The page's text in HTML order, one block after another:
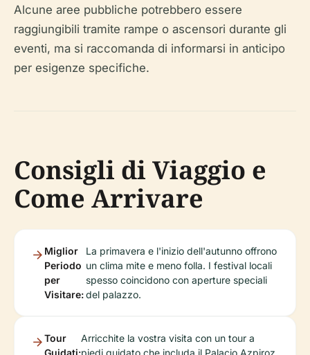
Alcune aree pubbliche potrebbero essere
raggiungibili tramite rampe o ascensori durante gli
eventi, ma si raccomanda di informarsi in anticipo
per esigenze specifiche.
Consigli di Viaggio e
Come Arrivare
Miglior
Periodo
per
Visitare:
La primavera e l'inizio dell'autunno offrono
un clima mite e meno folla. I festival locali
spesso coincidono con aperture speciali
del palazzo.
Tour
Guidati:
Arricchite la vostra visita con un tour a
piedi guidato che includa il Palacio Azpiroz